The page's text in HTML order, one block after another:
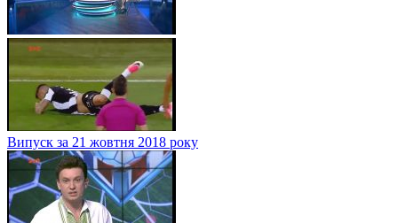
Випуск за 21 жовтня 2018 року